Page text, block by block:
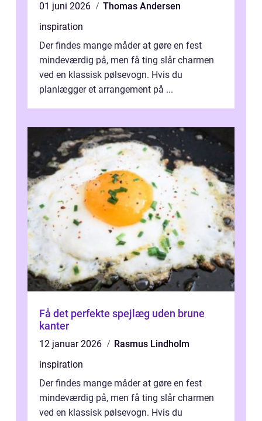
01 juni 2026
Thomas Andersen
inspiration
Der findes mange måder at gøre en fest
mindeværdig på, men få ting slår charmen
ved en klassisk pølsevogn. Hvis du
planlægger et arrangement på ...
Få det perfekte spejlæg uden brune
kanter
12 januar 2026
Rasmus Lindholm
inspiration
Der findes mange måder at gøre en fest
mindeværdig på, men få ting slår charmen
ved en klassisk pølsevogn. Hvis du